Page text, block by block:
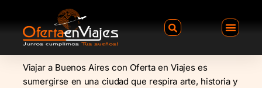
Viajar a Buenos Aires con Oferta en Viajes es
sumergirse en una ciudad que respira arte, historia y